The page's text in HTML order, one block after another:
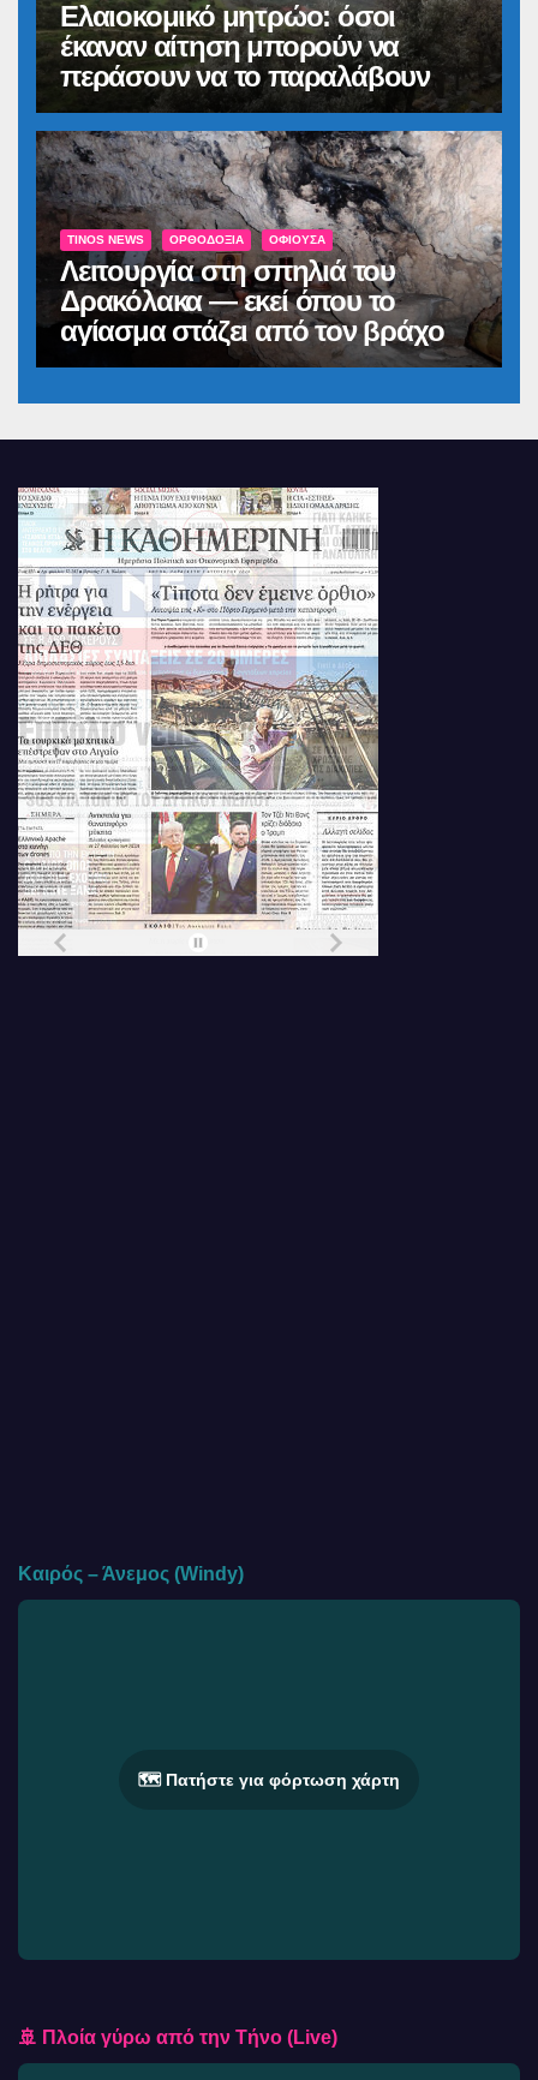
Ελαιοκομικό μητρώο: όσοι
έκαναν αίτηση μπορούν να
περάσουν να το παραλάβουν
TINOS NEWS ΟΡΘΟΔΟΞΊΑ ΟΦΙΟΎΣΑ
Λειτουργία στη σπηλιά του
Δρακόλακα — εκεί όπου το
αγίασμα στάζει από τον βράχο
Καιρός – Άνεμος (Windy)
🗺️ Πατήστε για φόρτωση χάρτη
🚢 Πλοία γύρω από την Τήνο (Live)